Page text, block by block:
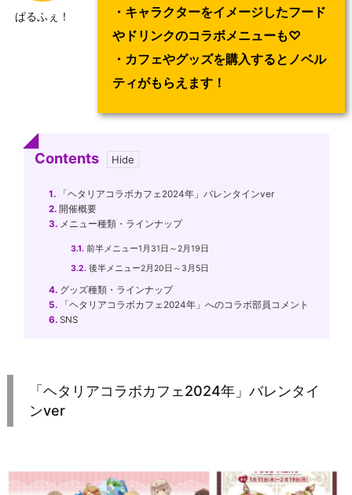
ぱるふぇ！
・キャラクターをイメージしたフード
やドリンクのコラボメニューも♡
・カフェやグッズを購入するとノベル
ティがもらえます！
Contents
1.「ヘタリアコラボカフェ2024年」バレンタインver
2.開催概要
3.メニュー種類・ラインナップ
3.1.前半メニュー1月31日～2月19日
3.2.後半メニュー2月20日～3月5日
4.グッズ種類・ラインナップ
5.「ヘタリアコラボカフェ2024年」へのコラボ部員コメント
6.SNS
「ヘタリアコラボカフェ2024年」バレンタイ
ンver